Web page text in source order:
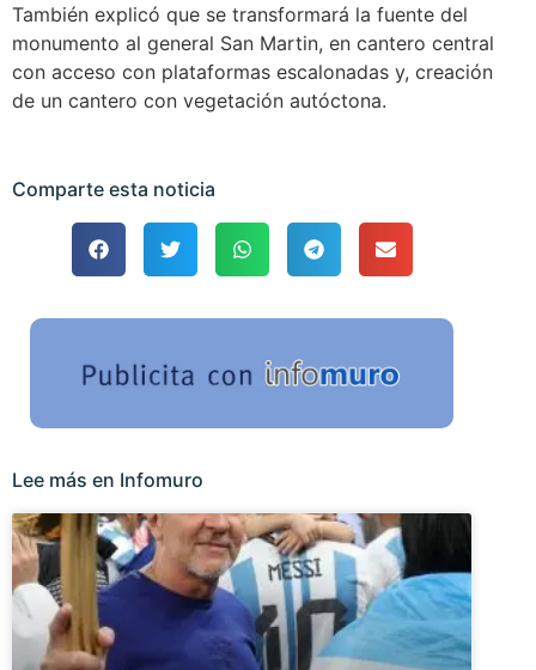
También explicó que se transformará la fuente del
monumento al general San Martin, en cantero central
con acceso con plataformas escalonadas y, creación
de un cantero con vegetación autóctona.
Comparte esta noticia
Lee más en Infomuro